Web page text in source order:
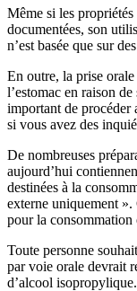
Même si les
documentées, son
n’est basée que sur
En outre, la prise
l’estomac en raison
important de procéder
si vous avez des
De nombreuses
aujourd’hui
destinées à la
externe uniquement ».
pour la consommation
Toute personne
par voie orale devrait
d’alcool isopropylique.